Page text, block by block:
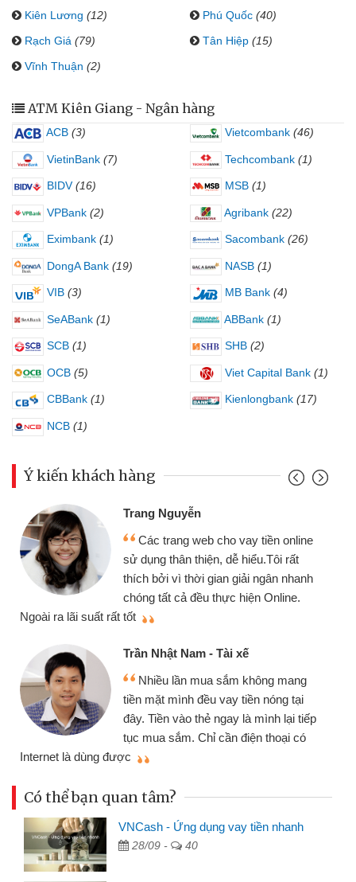
Kiên Lương (12) Phú Quốc (40)
Rạch Giá (79) Tân Hiệp (15)
Vĩnh Thuận (2)
ATM Kiên Giang - Ngân hàng
ACB (3) Vietcombank (46)
VietinBank (7) Techcombank (1)
BIDV (16) MSB (1)
VPBank (2) Agribank (22)
Eximbank (1) Sacombank (26)
DongA Bank (19) NASB (1)
VIB (3) MB Bank (4)
SeABank (1) ABBank (1)
SCB (1) SHB (2)
OCB (5) Viet Capital Bank (1)
CBBank (1) Kienlongbank (17)
NCB (1)
Ý kiến khách hàng
Nguyễn
Các trang web cho vay tiền online
dụng thân thiện, dễ hiểu.Tôi rất
bởi vì thời gian giải ngân nhanh
tất cả đều thực hiện Online.
Nhật Nam - Tài xế
Nhiều lần mua sắm không mang
mặt mình đều vay tiền nóng tại
Tiền vào thẻ ngay là mình lại tiếp
mua sắm. Chỉ cần điện thoại có
Có thể bạn quan tâm?
VNCash - Ứng dụng vay tiền nhanh
28/09 - 40